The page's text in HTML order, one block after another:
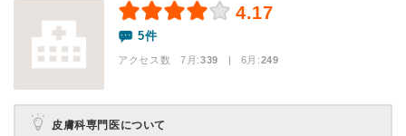
4.17
5件
アクセス数 7月:339 | 6月:249
皮膚科専門医について